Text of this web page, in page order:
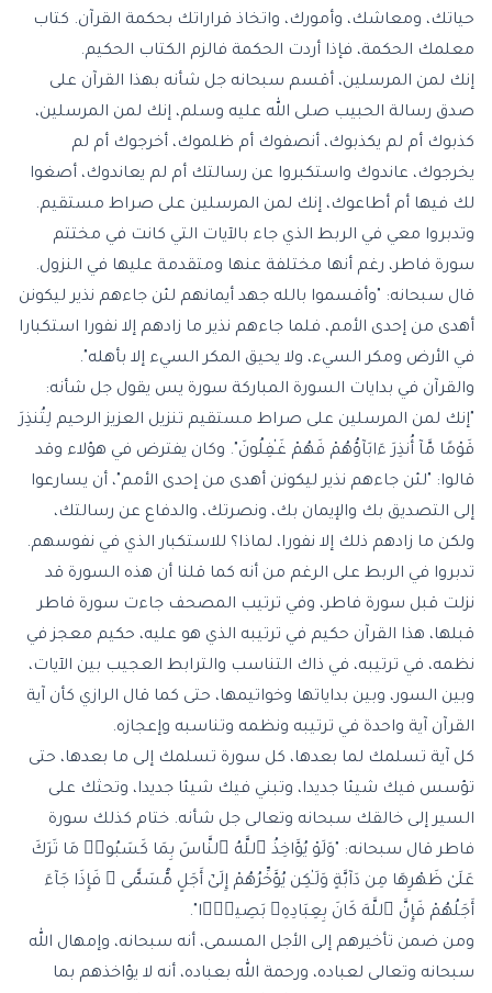
حياتك، ومعاشك، وأمورك، واتخاذ قراراتك بحكمة القرآن. كتاب
معلمك الحكمة، فإذا أردت الحكمة فالزم الكتاب الحكيم.
إنك لمن المرسلين، أقسم سبحانه جل شأنه بهذا القرآن على
صدق رسالة الحبيب صلى الله عليه وسلم، إنك لمن المرسلين،
كذبوك أم لم يكذبوك، أنصفوك أم ظلموك، أخرجوك أم لم
يخرجوك، عاندوك واستكبروا عن رسالتك أم لم يعاندوك، أصغوا
لك فيها أم أطاعوك، إنك لمن المرسلين على صراط مستقيم.
وتدبروا معي في الربط الذي جاء بالآيات التي كانت في مختتم
سورة فاطر، رغم أنها مختلفة عنها ومتقدمة عليها في النزول.
قال سبحانه: "وأقسموا بالله جهد أيمانهم لئن جاءهم نذير ليكونن
أهدى من إحدى الأمم، فلما جاءهم نذير ما زادهم إلا نفورا استكبارا
في الأرض ومكر السيء، ولا يحيق المكر السيء إلا بأهله".
والقرآن في بدايات السورة المباركة سورة يس يقول جل شأنه:
"إنك لمن المرسلين على صراط مستقيم تنزيل العزيز الرحيم لِتُنذِرَ
قَوْمًا مَّآ أُنذِرَ ءَابَآؤُهُمْ فَهُمْ غَـٰفِلُونَ". وكان يفترض في هؤلاء وقد
قالوا: "لئن جاءهم نذير ليكونن أهدى من إحدى الأمم"، أن يسارعوا
إلى التصديق بك والإيمان بك، ونصرتك، والدفاع عن رسالتك،
ولكن ما زادهم ذلك إلا نفورا، لماذا؟ للاستكبار الذي في نفوسهم.
تدبروا في الربط على الرغم من أنه كما قلنا أن هذه السورة قد
نزلت قبل سورة فاطر، وفي ترتيب المصحف جاءت سورة فاطر
قبلها، هذا القرآن حكيم في ترتيبه الذي هو عليه، حكيم معجز في
نظمه، في ترتيبه، في ذاك التناسب والترابط العجيب بين الآيات،
وبين السور، وبين بداياتها وخواتيمها، حتى كما قال الرازي كأن آية
القرآن آية واحدة في ترتيبه ونظمه وتناسبه وإعجازه.
كل آية تسلمك لما بعدها، كل سورة تسلمك إلى ما بعدها، حتى
تؤسس فيك شيئا جديدا، وتبني فيك شيئا جديدا، وتحثك على
السير إلى خالقك سبحانه وتعالى جل شأنه. ختام كذلك سورة
فاطر قال سبحانه: "وَلَوْ يُؤَاخِذُ ٱللَّهُ ٱلنَّاسَ بِمَا كَسَبُوا۟ مَا تَرَكَ
عَلَىٰ ظَهْرِهَا مِن دَآبَّةٍ وَلَـٰكِن يُؤَخِّرُهُمْ إِلَىٰٓ أَجَلٍ مُّسَمًّى ۖ فَإِذَا جَآءَ
أَجَلُهُمْ فَإِنَّ ٱللَّهَ كَانَ بِعِبَادِهِۦ بَصِيرًۢا".
ومن ضمن تأخيرهم إلى الأجل المسمى، أنه سبحانه، وإمهال الله
سبحانه وتعالى لعباده، ورحمة الله بعباده، أنه لا يؤاخذهم بما